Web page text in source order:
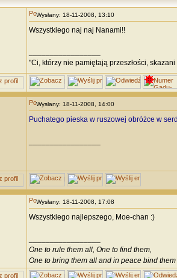
Wysłany: 18-11-2008, 13:10
Wszystkiego naj naj Nanami!!
"Ci, którzy nie pamiętają przeszłości,
Wysłany: 18-11-2008, 14:00
Puchatego pieska w ruszowej obróżce w
Wysłany: 18-11-2008, 17:08
Wszystkiego najlepszego, Moe-chan :)
One to rule them all, One to find them,
One to bring them all and in peace bind them